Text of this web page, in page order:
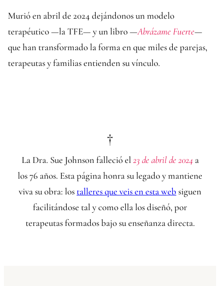
Murió en abril de 2024 dejándonos un modelo
terapéutico —la TFE— y un libro —Abrázame Fuerte—
que han transformado la forma en que miles de parejas,
terapeutas y familias entienden su vínculo.
†
La Dra. Sue Johnson falleció el 23 de abril de 2024 a
los 76 años. Esta página honra su legado y mantiene
viva su obra: los talleres que veis en esta web siguen
facilitándose tal y como ella los diseñó, por
terapeutas formados bajo su enseñanza directa.